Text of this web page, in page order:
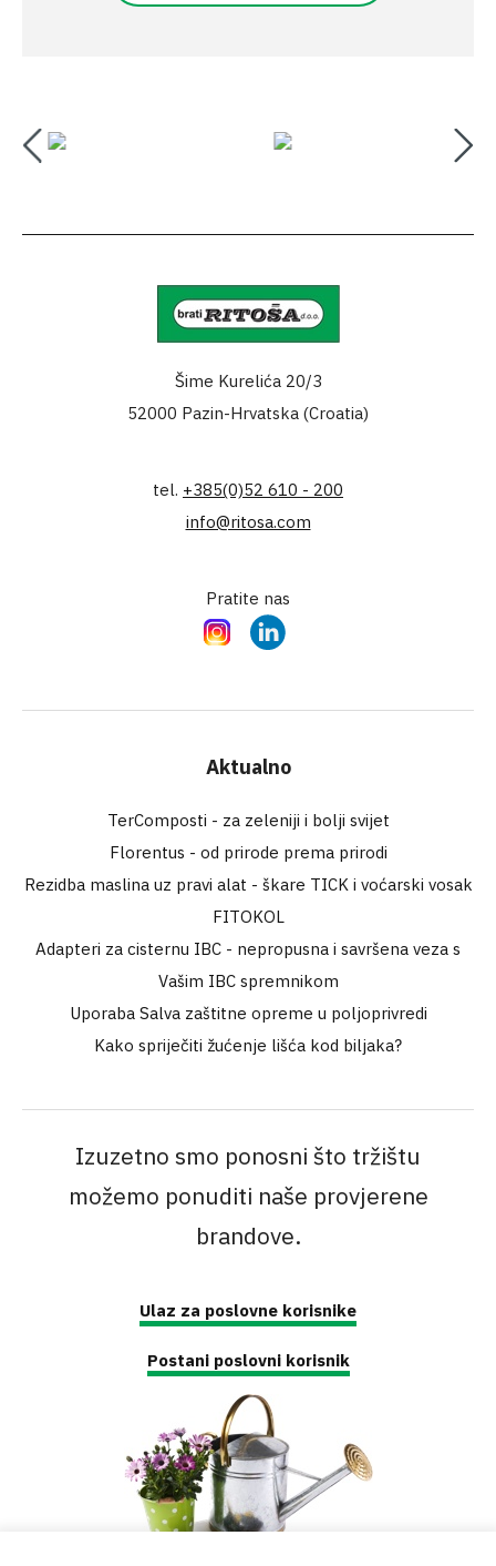
Šime Kurelića 20/3
52000 Pazin-Hrvatska (Croatia)
tel. +385(0)52 610 - 200
info@ritosa.com
Pratite nas
InstagramLinkedIn
Aktualno
TerComposti - za zeleniji i bolji svijet
Florentus - od prirode prema prirodi
Rezidba maslina uz pravi alat - škare TICK i voćarski vosak
FITOKOL
Adapteri za cisternu IBC - nepropusna i savršena veza s
Vašim IBC spremnikom
Uporaba Salva zaštitne opreme u poljoprivredi
Kako spriječiti žućenje lišća kod biljaka?
Izuzetno smo ponosni što tržištu
možemo ponuditi naše provjerene
brandove.
Ulaz za poslovne korisnike
Postani poslovni korisnik